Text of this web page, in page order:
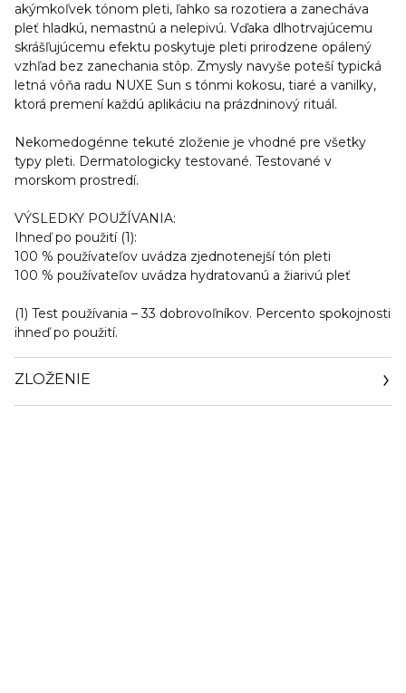
akýmkoľvek tónom pleti, ľahko sa rozotiera a zanecháva
pleť hladkú, nemastnú a nelepivú. Vďaka dlhotrvajúcemu
skrášľujúcemu efektu poskytuje pleti prirodzene opálený
vzhľad bez zanechania stôp. Zmysly navyše poteší typická
letná vôňa radu NUXE Sun s tónmi kokosu, tiaré a vanilky,
ktorá premení každú aplikáciu na prázdninový rituál.
Nekomedogénne tekuté zloženie je vhodné pre všetky
typy pleti. Dermatologicky testované. Testované v
morskom prostredí.
VÝSLEDKY POUŽÍVANIA:
Ihneď po použití (1):
100 % používateľov uvádza zjednotenejší tón pleti
100 % používateľov uvádza hydratovanú a žiarivú pleť
(1) Test používania – 33 dobrovoľníkov. Percento spokojnosti
ihneď po použití.
ZLOŽENIE